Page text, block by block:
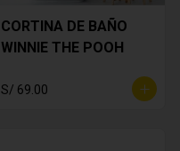
CORTINA DE BAÑO
WINNIE THE POOH
S/ 69.00